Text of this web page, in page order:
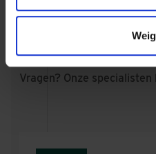
Vragen? Onze specialisten